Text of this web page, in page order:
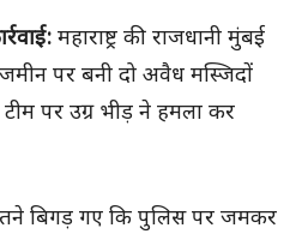
महाराष्ट्र की राजधानी मुंबई
पर बनी दो अवैध मस्जिदों
पर उग्र भीड़ ने हमला कर
इतने बिगड़ गए कि पुलिस पर जमकर